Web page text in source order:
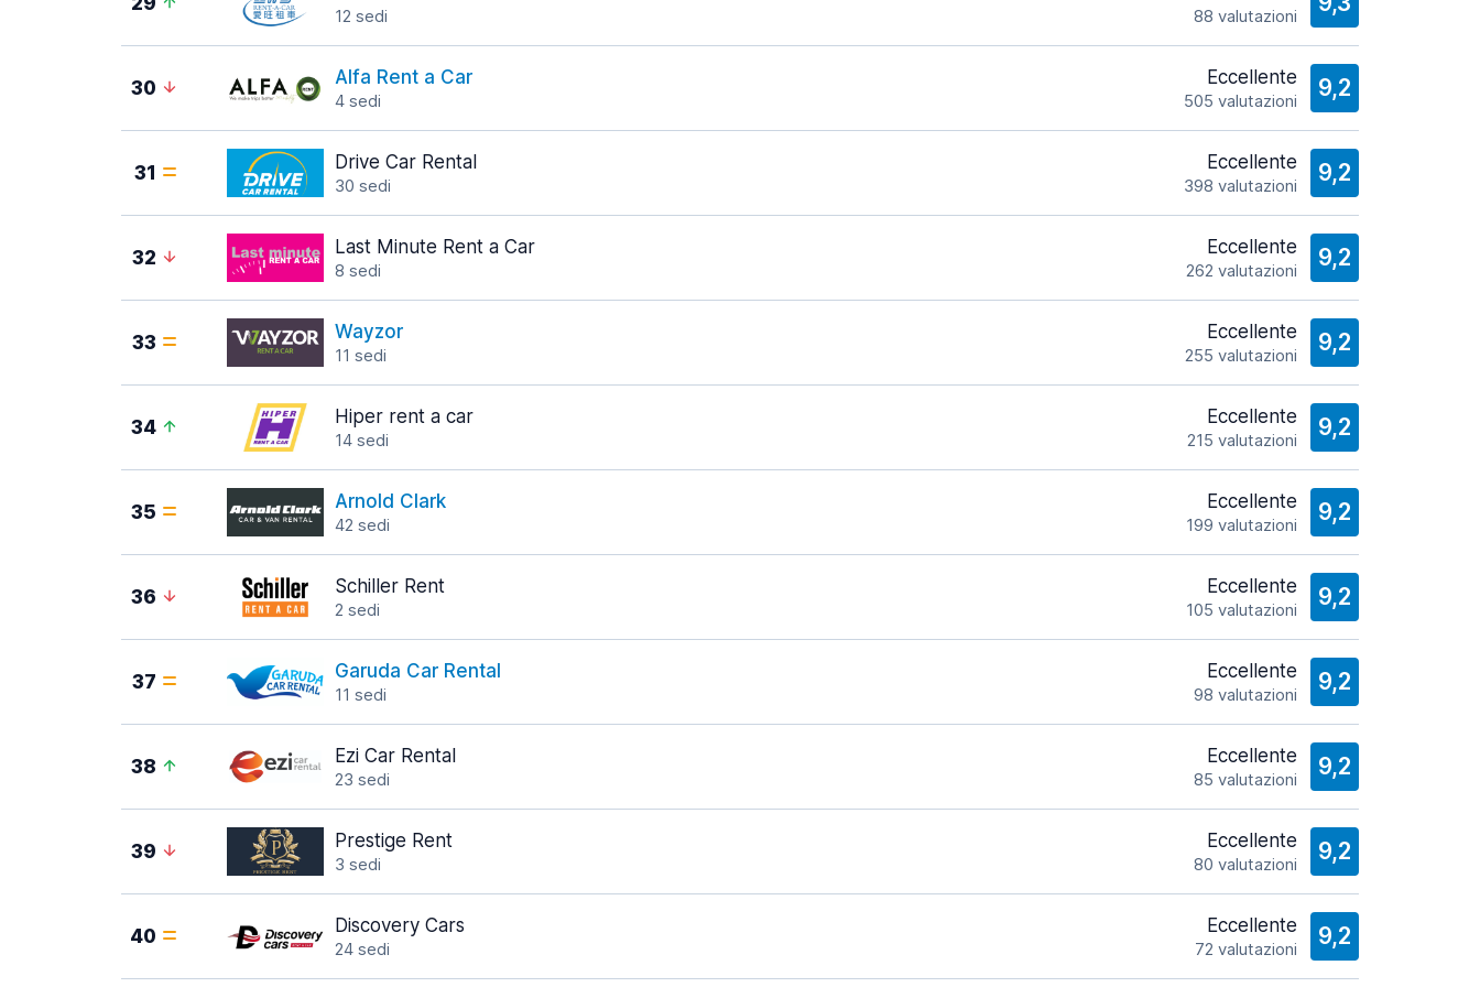
12 sedi 88 valutazioni
30 Alfa Rent a Car
4 sedi
Eccellente
505 valutazioni 9,2
31 Drive Car Rental
30 sedi
Eccellente
398 valutazioni 9,2
32 Last Minute Rent a Car
8 sedi
Eccellente
262 valutazioni 9,2
33 Wayzor
11 sedi
Eccellente
255 valutazioni 9,2
34 Hiper rent a car
14 sedi
Eccellente
215 valutazioni 9,2
35 Arnold Clark
42 sedi
Eccellente
199 valutazioni 9,2
36 Schiller Rent
2 sedi
Eccellente
105 valutazioni 9,2
37 Garuda Car Rental
11 sedi
Eccellente
98 valutazioni 9,2
38 Ezi Car Rental
23 sedi
Eccellente
85 valutazioni 9,2
39 Prestige Rent
3 sedi
Eccellente
80 valutazioni 9,2
40 Discovery Cars
24 sedi
Eccellente
72 valutazioni 9,2